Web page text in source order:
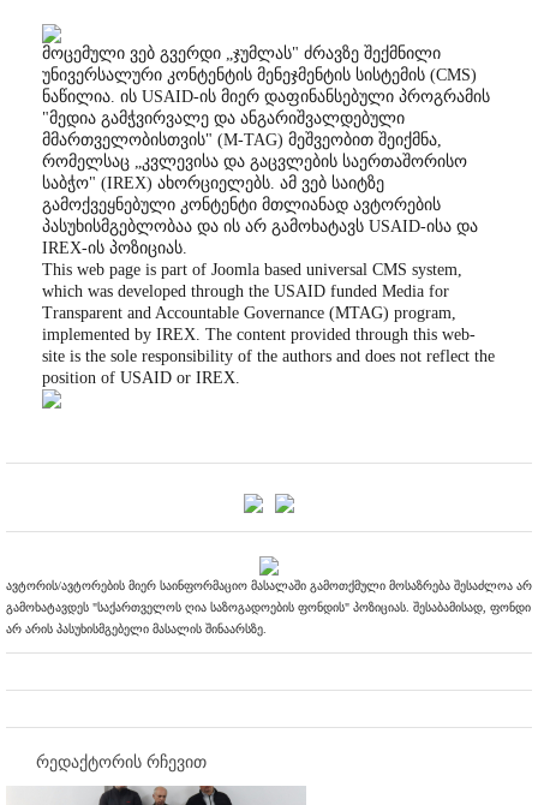
მოცემული ვებ გვერდი „ჯუმლას" ძრავზე შექმნილი
უნივერსალური კონტენტის მენეჯმენტის სისტემის (CMS)
ნაწილია. ის USAID-ის მიერ დაფინანსებული პროგრამის
"მედია გამჭვირვალე და ანგარიშვალდებული
მმართველობისთვის" (M-TAG) მეშვეობით შეიქმნა,
რომელსაც „კვლევისა და გაცვლების საერთაშორისო
საბჭო" (IREX) ახორციელებს. ამ ვებ საიტზე
გამოქვეყნებული კონტენტი მთლიანად ავტორების
პასუხისმგებლობაა და ის არ გამოხატავს USAID-ისა და
IREX-ის პოზიციას.
This web page is part of Joomla based universal CMS system,
which was developed through the USAID funded Media for
Transparent and Accountable Governance (MTAG) program,
implemented by IREX. The content provided through this web-
site is the sole responsibility of the authors and does not reflect the
position of USAID or IREX.
ავტორის/ავტორების მიერ საინფორმაციო მასალაში გამოთქმული მოსაზრება შესაძლოა არ
გამოხატავდეს "საქართველოს ღია საზოგადოების ფონდის" პოზიციას. შესაბამისად, ფონდი
არ არის პასუხისმგებელი მასალის შინაარსზე.
რედაქტორის რჩევით